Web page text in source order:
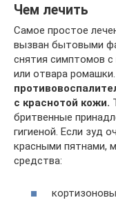
Чем лечить
Самое простое
вызван бытовыми
снятия симптомов
или отвара ромашки.
с краснотой кожи.
бритвенные
гигиеной. Если зуд
красными пятнами,
средства: